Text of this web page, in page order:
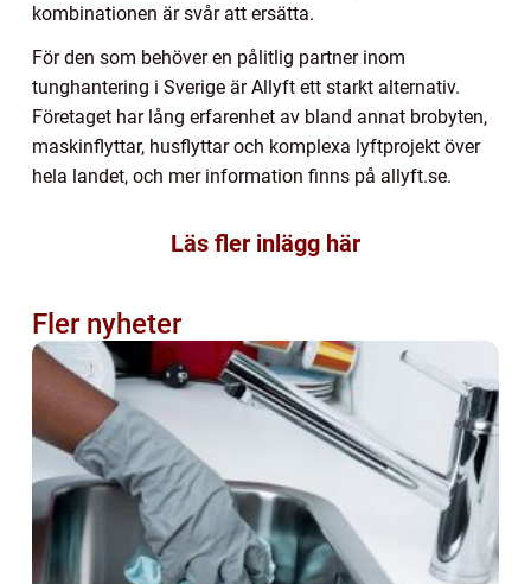
kombinationen är svår att ersätta.
För den som behöver en pålitlig partner inom
tunghantering i Sverige är Allyft ett starkt alternativ.
Företaget har lång erfarenhet av bland annat brobyten,
maskinflyttar, husflyttar och komplexa lyftprojekt över
hela landet, och mer information finns på allyft.se.
Läs fler inlägg här
Fler nyheter